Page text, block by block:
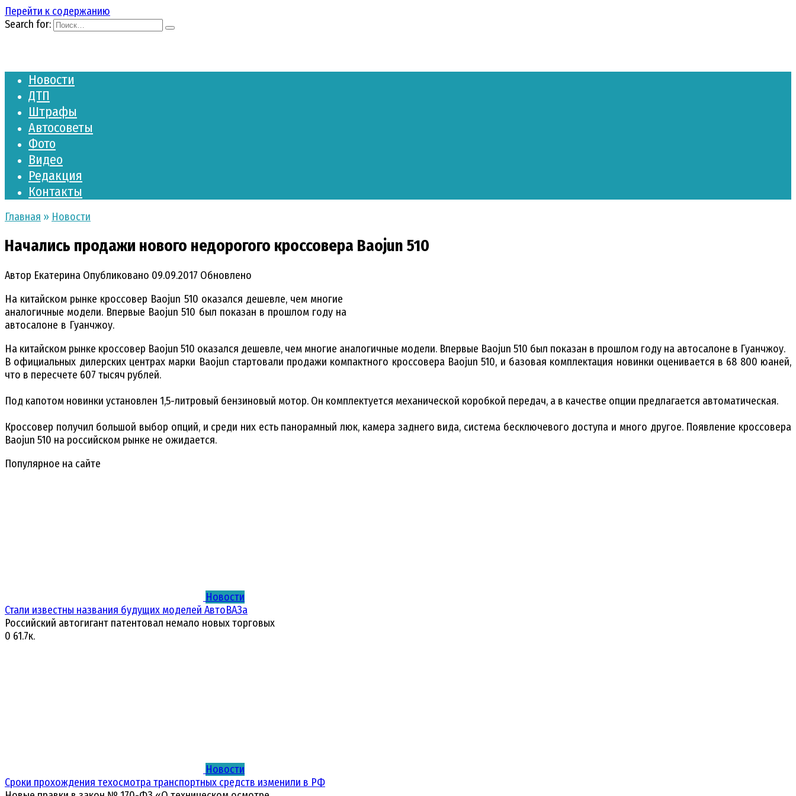
Перейти к содержанию
Search for:
Новости
ДТП
Штрафы
Автосоветы
Фото
Видео
Редакция
Контакты
Главная » Новости
Начались продажи нового недорогого кроссовера Baojun 510
Автор Екатерина Опубликовано 09.09.2017 Обновлено
На китайском рынке кроссовер Baojun 510 оказался дешевле, чем многие
аналогичные модели. Впервые Baojun 510 был показан в прошлом году на
автосалоне в Гуанчжоу.
На китайском рынке кроссовер Baojun 510 оказался дешевле, чем многие аналогичные модели. Впервые Baojun 510 был показан в прошлом году на автосалоне в Гуанчжоу.
В официальных дилерских центрах марки Baojun стартовали продажи компактного кроссовера Baojun 510, и базовая комплектация новинки оценивается в 68 800 юаней,
что в пересчете 607 тысяч рублей.
Под капотом новинки установлен 1,5-литровый бензиновый мотор. Он комплектуется механической коробкой передач, а в качестве опции предлагается автоматическая.
Кроссовер получил большой выбор опций, и среди них есть панорамный люк, камера заднего вида, система бесключевого доступа и много другое. Появление кроссовера
Baojun 510 на российском рынке не ожидается.
Популярное на сайте
Новости
Стали известны названия будущих моделей АвтоВАЗа
Российский автогигант патентовал немало новых торговых
0 61.7к.
Новости
Сроки прохождения техосмотра транспортных средств изменили в РФ